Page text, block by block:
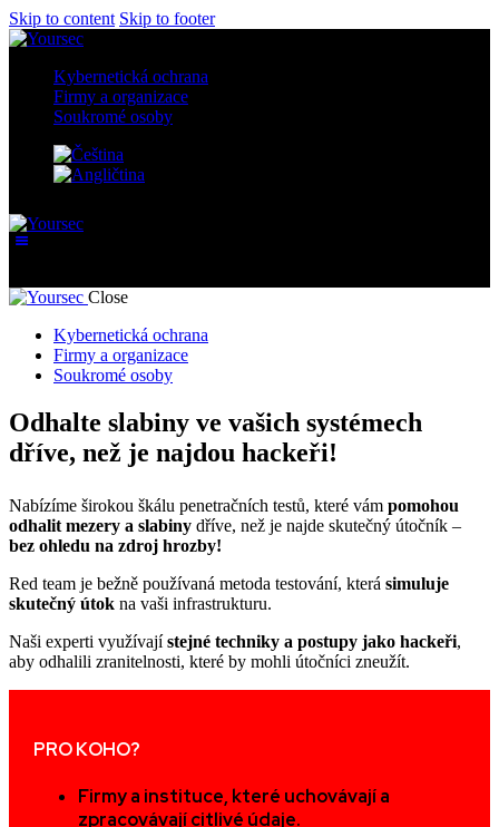
Skip to content Skip to footer
Kybernetická ochrana
Firmy a organizace
Soukromé osoby
Close
Kybernetická ochrana
Firmy a organizace
Soukromé osoby
Odhalte slabiny ve vašich systémech
dříve, než je najdou hackeři!
Nabízíme širokou škálu penetračních testů, které vám pomohou
odhalit mezery a slabiny dříve, než je najde skutečný útočník –
bez ohledu na zdroj hrozby!
Red team je bežně používaná metoda testování, která simuluje
skutečný útok na vaši infrastrukturu.
Naši experti využívajístejné techniky a postupy jako hackeři,
aby odhalili zranitelnosti, které by mohli útočníci zneužít.
PRO KOHO?
Firmy a instituce, které uchovávají a
zpracovávají citlivé údaje.